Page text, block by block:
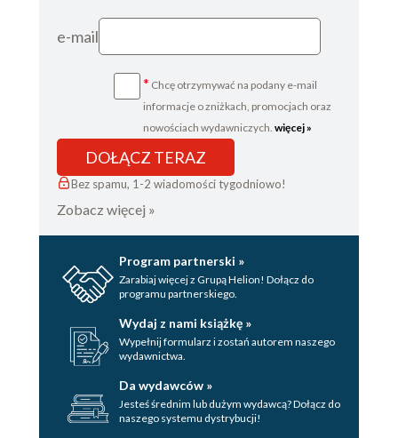
e-mail
* Chcę otrzymywać na podany e-mail
informacje o zniżkach, promocjach oraz
nowościach wydawniczych. więcej »
DOŁĄCZ TERAZ
Bez spamu, 1-2 wiadomości tygodniowo!
Zobacz więcej »
Program partnerski »
Zarabiaj więcej z Grupą Helion! Dołącz do
programu partnerskiego.
Wydaj z nami książkę »
Wypełnij formularz i zostań autorem naszego
wydawnictwa.
Da wydawców »
Jesteś średnim lub dużym wydawcą? Dołącz do
naszego systemu dystrybucji!